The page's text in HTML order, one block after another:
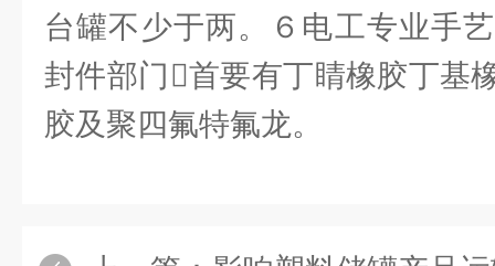
台罐不少于两。６电工专业手
封件部门首要有丁睛橡胶丁基
胶及聚四氟特氟龙。